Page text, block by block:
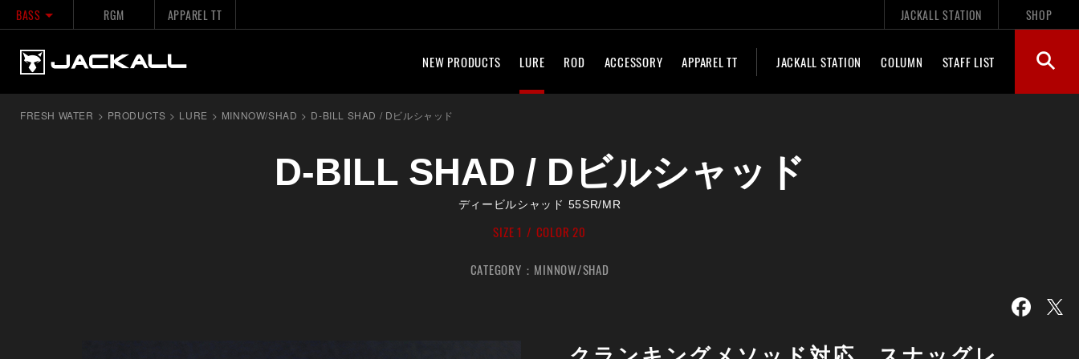
BASS RGM APPAREL TT JACKALL STATION SHOP
NEW PRODUCTS LURE ROD ACCESSORY APPAREL TT JACKALL STATION COLUMN STAFF LIST
FRESH WATER > PRODUCTS > LURE > MINNOW/SHAD > D-BILL SHAD / Dビルシャッド
D-BILL SHAD / Dビルシャッド
ディービルシャッド 55SR/MR
SIZE 1
COLOR 20
CATEGORY： MINNOW/SHAD